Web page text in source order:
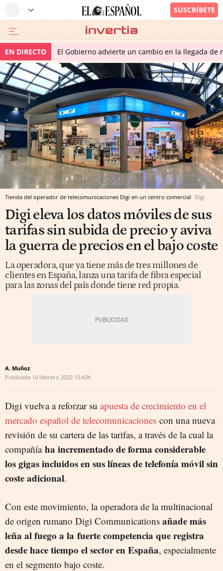
EN DIRECTO El Gobierno advierte un cambio en la llegada
Tienda del operador de telecomunicaciones Digi en un centro comercial Digi
Digi eleva los datos móviles de sus
tarifas sin subida de precio y aviva
la guerra de precios en el bajo coste
La operadora, que ya tiene más de tres millones de
clientes en España, lanza una tarifa de fibra especial
para las zonas del país donde tiene red propia.
A. Muñoz
Publicada 16 febrero 2022 13:43h
Digi vuelva a reforzar su apuesta de crecimiento en el
mercado español de telecomunicaciones con una nueva
revisión de su cartera de las tarifas, a través de la cual la
compañíaha incrementado de forma considerable
los gigas incluidos en sus líneas de telefonía móvil sin
coste adicional.
Con este movimiento, la operadora de la multinacional
de origen rumano Digi Communications añade más
leña al fuego a la fuerte competencia que registra
desde hace tiempo el sector en España, especialmente
en el segmento bajo coste.